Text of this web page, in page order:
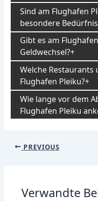
Sind am Flughafen
besondere
Gibt es am
Geldwechsel?
Welche Restaurants
Flughafen Pleiku?
Wie lange vor dem
Flughafen Pleiku
Post
PREVIOUS
Verwandte